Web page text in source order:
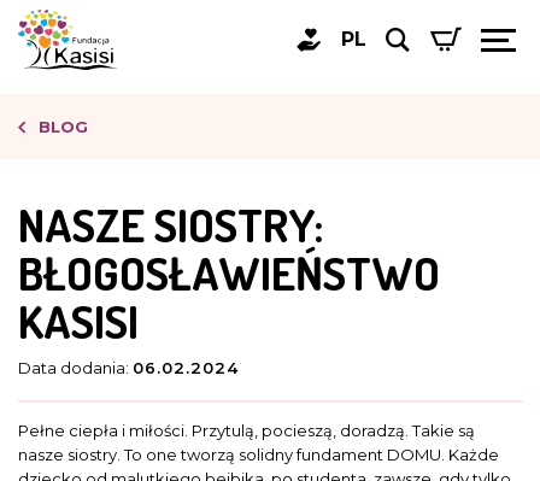
PL
BLOG
NASZE SIOSTRY:
BŁOGOSŁAWIEŃSTWO
KASISI
Data dodania: 06.02.2024
Pełne ciepła i miłości. Przytulą, pocieszą, doradzą. Takie są
nasze siostry. To one tworzą solidny fundament DOMU. Każde